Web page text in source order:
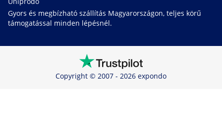
Gyors és megbízható szállítás Magyarországon, teljes körű
támogatással minden lépésnél.
Copyright © 2007 - 2026 expondo